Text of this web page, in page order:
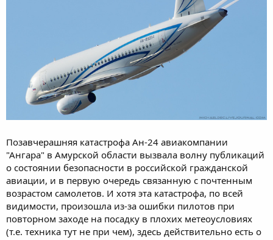
Позавчерашняя катастрофа Ан-24 авиакомпании
"Ангара" в Амурской области вызвала волну публикаций
о состоянии безопасности в российской гражданской
авиации, и в первую очередь связанную с почтенным
возрастом самолетов. И хотя эта катастрофа, по всей
видимости, произошла из-за ошибки пилотов при
повторном заходе на посадку в плохих метеоусловиях
(т.е. техника тут не при чем), здесь действительно есть о